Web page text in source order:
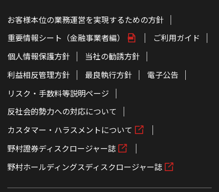
お客様本位の業務運営を実現するための方針
重要情報シート（金融事業者編）
ご利用ガイド
個人情報保護方針
当社の勧誘方針
利益相反管理方針
最良執行方針
電子公告
リスク・手数料等説明ページ
反社会的勢力への対応について
カスタマー・ハラスメントについて
野村證券ディスクロージャー誌
野村ホールディングスディスクロージャー誌